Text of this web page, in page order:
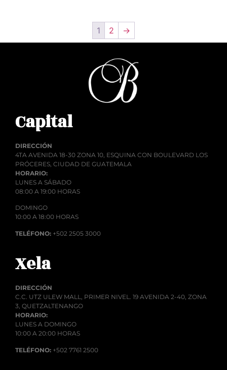
1 2 →
Capital
DIRECCIÓN
4TA AVENIDA 18-30 ZONA 10, ESQUINA CON BOULEVARD LOS
PRÓCERES, CIUDAD DE GUATEMALA
HORARIO:
LUNES A SÁBADO
08:00 A 19:00 HORAS
DOMINGO
10:00 A 18:00 HORAS
TELÉFONO: +502 2505 3000
Xela
DIRECCIÓN
C.C. UTZ ULEW MALL, PRIMER NIVEL. 19 AVENIDA 2-40, ZONA
3, QUETZALTENANGO
HORARIO:
LUNES A DOMINGO
10:00 A 20:00 HORAS
TELÉFONO: +502 7761 2500